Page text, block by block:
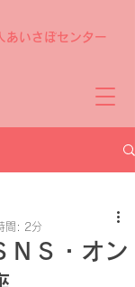
あいさぽセンター
ＮＳ・オン
間: 2分